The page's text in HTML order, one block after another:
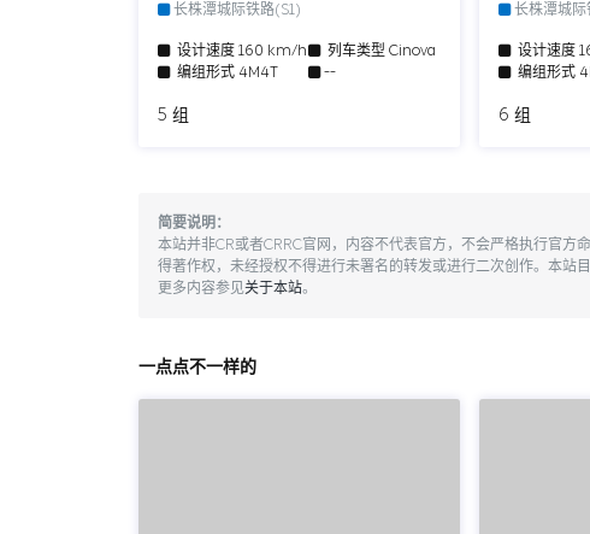
长株潭城际铁路(S1)
设计速度 160 km/h 列车类型 Cinova
编组形式 4M4T --
5 组
长株潭城际
设计速度
编组形式
6 组
简要说明：
本站并非CR或者CRRC官网，内容不代表官方，不会严格执行官
得著作权，未经授权不得进行未署名的转发或进行二次创作。本站
更多内容参见关于本站。
一点点不一样的